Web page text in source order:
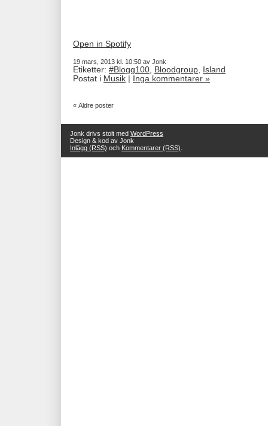
Open in Spotify
19 mars, 2013 kl. 10:50 av Jonk
Etiketter: #Blogg100, Bloodgroup, Island
Postat i Musik Inga kommentarer »
« Äldre poster
Jonk drivs stolt med WordPress
Design & kod av Jonk
Inlägg (RSS) och Kommentarer (RSS)